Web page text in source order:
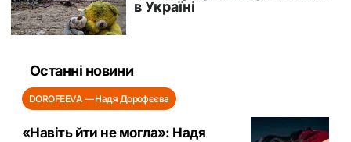
Останні новини
DOROFEEVA — Надя Дорофєєва
«Навіть йти не могла»: Надя